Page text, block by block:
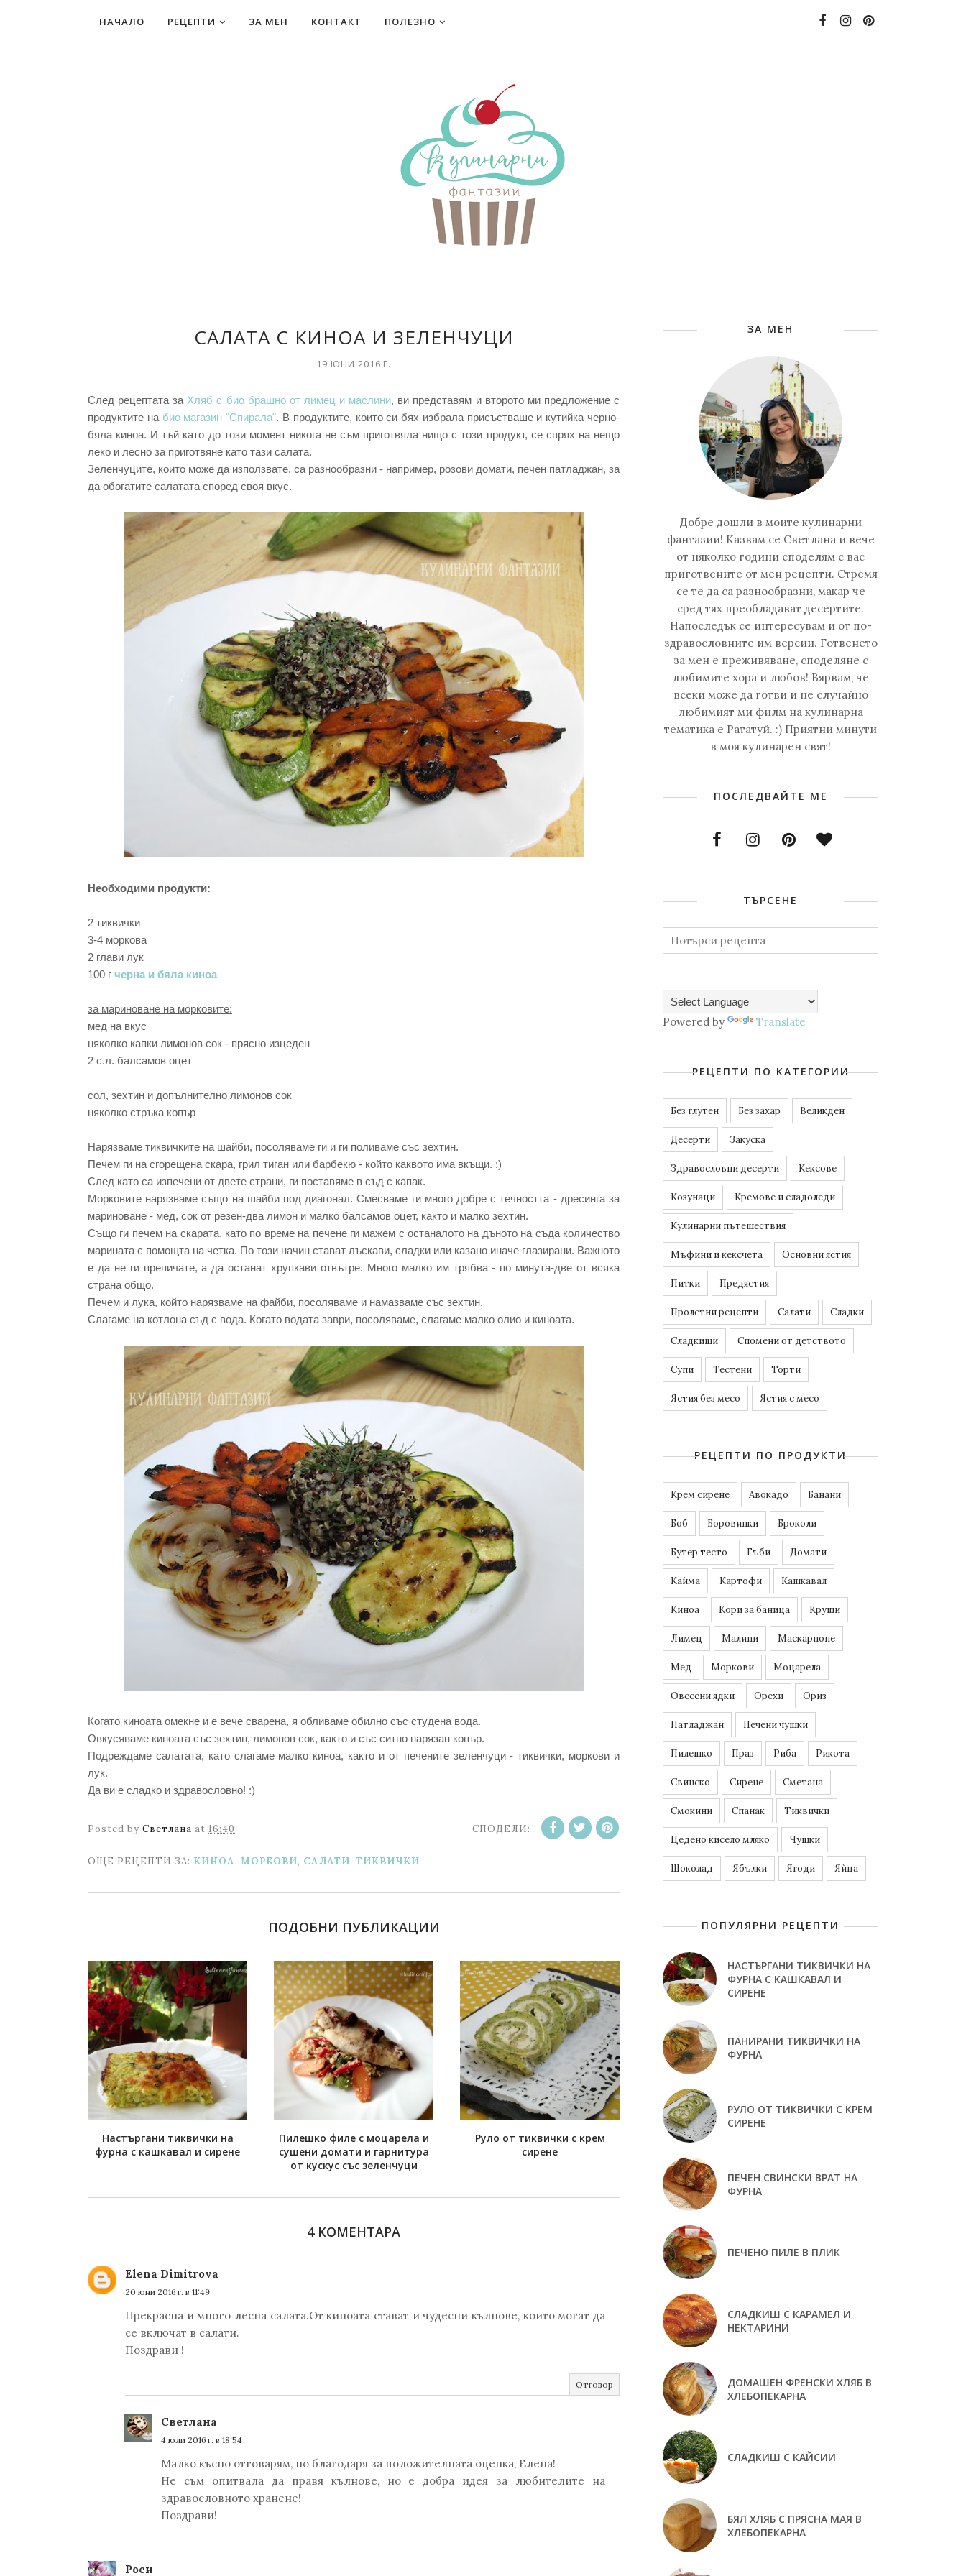
НАЧАЛО РЕЦЕПТИ ЗА МЕН КОНТАКТ ПОЛЕЗНО
САЛАТА С КИНОА И ЗЕЛЕНЧУЦИ
19 ЮНИ 2016 Г.
След рецептата за Хляб с био брашно от лимец и маслини, ви представям и второто ми предложение с
продуктите на био магазин "Спирала". В продуктите, които си бях избрала присъстваше и кутийка черно-
бяла киноа. И тъй като до този момент никога не съм приготвяла нищо с този продукт, се спрях на нещо
леко и лесно за приготвяне като тази салата.
Зеленчуците, които може да използвате, са разнообразни - например, розови домати, печен патладжан, за
да обогатите салатата според своя вкус.
Необходими продукти:
2 тиквички
3-4 моркова
2 глави лук
100 г черна и бяла киноа
за мариноване на морковите:
мед на вкус
няколко капки лимонов сок - прясно изцеден
2 с.л. балсамов оцет
сол, зехтин и допълнително лимонов сок
няколко стръка копър
Нарязваме тиквичките на шайби, посоляваме ги и ги поливаме със зехтин.
Печем ги на сгорещена скара, грил тиган или барбекю - който каквото има вкъщи. :)
След като са изпечени от двете страни, ги поставяме в съд с капак.
Морковите нарязваме също на шайби под диагонал. Смесваме ги много добре с течността - дресинга за
мариноване - мед, сок от резен-два лимон и малко балсамов оцет, както и малко зехтин.
Също ги печем на скарата, като по време на печене ги мажем с останалото на дъното на съда количество
марината с помощта на четка. По този начин стават лъскави, сладки или казано иначе глазирани. Важното
е да не ги препичате, а да останат хрупкави отвътре. Много малко им трябва - по минута-две от всяка
страна общо.
Печем и лука, който нарязваме на файби, посоляваме и намазваме със зехтин.
Слагаме на котлона съд с вода. Когато водата заври, посоляваме, слагаме малко олио и киноата.
Когато киноата омекне и е вече сварена, я обливаме обилно със студена вода.
Овкусяваме киноата със зехтин, лимонов сок, както и със ситно нарязан копър.
Подреждаме салатата, като слагаме малко киноа, както и от печените зеленчуци - тиквички, моркови и
лук.
Да ви е сладко и здравословно! :)
Posted by Светлана at 16:40 СПОДЕЛИ:
ОЩЕ РЕЦЕПТИ ЗА: КИНОА, МОРКОВИ, САЛАТИ, ТИКВИЧКИ
ПОДОБНИ ПУБЛИКАЦИИ
Настъргани тиквички на
фурна с кашкавал и сирене
Пилешко филе с моцарела и
сушени домати и гарнитура
от кускус със зеленчуци
Руло от тиквички с крем
сирене
4 КОМЕНТАРА
Elena Dimitrova
20 юни 2016 г. в 11:49
Прекрасна и много лесна салата.От киноата стават и чудесни кълнове, които могат да
се включат в салати.
Поздрави !
Отговор
Светлана
4 юли 2016 г. в 18:54
Малко късно отговарям, но благодаря за положителната оценка, Елена!
Не съм опитвала да правя кълнове, но е добра идея за любителите на
здравословното хранене!
Поздрави!
Роси
ЗА МЕН
Добре дошли в моите кулинарни
фантазии! Казвам се Светлана и вече
от няколко години споделям с вас
приготвените от мен рецепти. Стремя
се те да са разнообразни, макар че
сред тях преобладават десертите.
Напоследък се интересувам и от по-
здравословните им версии. Готвенето
за мен е преживяване, споделяне с
любимите хора и любов! Вярвам, че
всеки може да готви и не случайно
любимият ми филм на кулинарна
тематика е Рататуй. :) Приятни минути
в моя кулинарен свят!
ПОСЛЕДВАЙТЕ МЕ
ТЪРСЕНЕ
Powered by Translate
РЕЦЕПТИ ПО КАТЕГОРИИ
Без глутен Без захар Великден
Десерти Закуска
Здравословни десерти Кексове
Козунаци Кремове и сладоледи
Кулинарни пътешествия
Мъфини и кексчета Основни ястия
Питки Предястия
Пролетни рецепти Салати Сладки
Сладкиши Спомени от детството
Супи Тестени Торти
Ястия без месо Ястия с месо
РЕЦЕПТИ ПО ПРОДУКТИ
Kрем сирене Авокадо Банани
Боб Боровинки Броколи
Бутер тесто Гъби Домати
Кайма Картофи Кашкавал
Киноа Кори за баница Круши
Лимец Малини Маскарпоне
Мед Моркови Моцарела
Овесени ядки Орехи Ориз
Патладжан Печени чушки
Пилешко Праз Риба Рикота
Свинско Сирене Сметана
Смокини Спанак Тиквички
Цедено кисело мляко Чушки
Шоколад Ябълки Ягоди Яйца
ПОПУЛЯРНИ РЕЦЕПТИ
НАСТЪРГАНИ ТИКВИЧКИ НА
ФУРНА С КАШКАВАЛ И
СИРЕНЕ
ПАНИРАНИ ТИКВИЧКИ НА
ФУРНА
РУЛО ОТ ТИКВИЧКИ С КРЕМ
СИРЕНЕ
ПЕЧЕН СВИНСКИ ВРАТ НА
ФУРНА
ПЕЧЕНО ПИЛЕ В ПЛИК
СЛАДКИШ С КАРАМЕЛ И
НЕКТАРИНИ
ДОМАШЕН ФРЕНСКИ ХЛЯБ В
ХЛЕБОПЕКАРНА
СЛАДКИШ С КАЙСИИ
БЯЛ ХЛЯБ С ПРЯСНА МАЯ В
ХЛЕБОПЕКАРНА